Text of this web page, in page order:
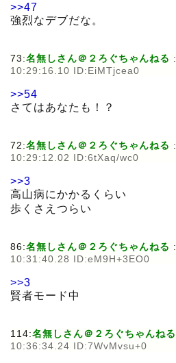
>>47
強烈なデブだな。
73:名無しさん＠２ろぐちゃんねる :
10:29:16.10 ID:EiMTjcea0
>>54
さてはあなたも！？
72:名無しさん＠２ろぐちゃんねる :
10:29:12.02 ID:6tXaq/wc0
>>3
高山病にかかるくらい
歩くさえつらい
86:名無しさん＠２ろぐちゃんねる :
10:31:40.28 ID:eM9H+3EO0
>>3
賢者モード中
114:名無しさん＠２ろぐちゃんねる
10:36:34.24 ID:7WvMvsu+0